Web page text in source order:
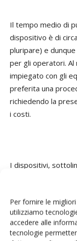
Per fornire le
utilizziamo
accedere alle
tecnologie
Il tempo medio di
dispositivo è di
pluripare) e
per gli operatori. Al
impiegato con gli
preferita una
richiedendo la
i costi.
I dispositivi,
ricercatori, sono
96 ore; in ogni
due settimane, non